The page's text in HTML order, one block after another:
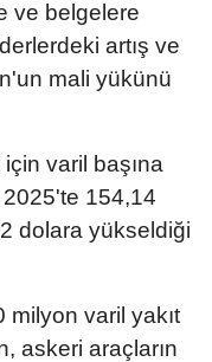
ve belgelere
artış ve
mali yükünü
varil başına
154,14
dolara yükseldiği
milyon varil yakıt
askeri araçların